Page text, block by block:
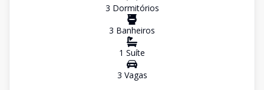
3 Dormitórios
3 Banheiros
1 Suíte
3 Vagas